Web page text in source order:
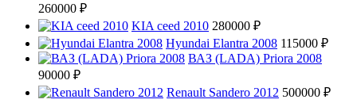
260000 ₽
KIA ceed 2010 280000 ₽
Hyundai Elantra 2008 115000 ₽
ВАЗ (LADA) Priora 2008
90000 ₽
Renault Sandero 2012 500000 ₽